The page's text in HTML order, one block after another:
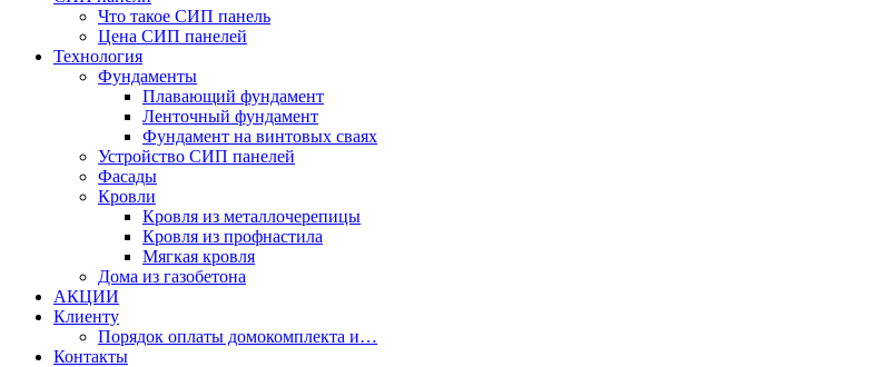
Что такое СИП панель
Цена СИП панелей
Технология
Фундаменты
Плавающий фундамент
Ленточный фундамент
Фундамент на винтовых сваях
Устройство СИП панелей
Фасады
Кровли
Кровля из металлочерепицы
Кровля из профнастила
Мягкая кровля
Дома из газобетона
АКЦИИ
Клиенту
Порядок оплаты домокомплекта и…
Контакты